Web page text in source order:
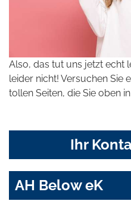
Also, das tut uns jetzt echt
leider nicht! Versuchen Sie
tollen Seiten, die Sie oben
Ihr
AH Below eK